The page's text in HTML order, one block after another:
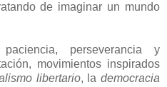
de imaginar un mundo
perseverancia y
movimientos inspirados
libertario, lademocracia